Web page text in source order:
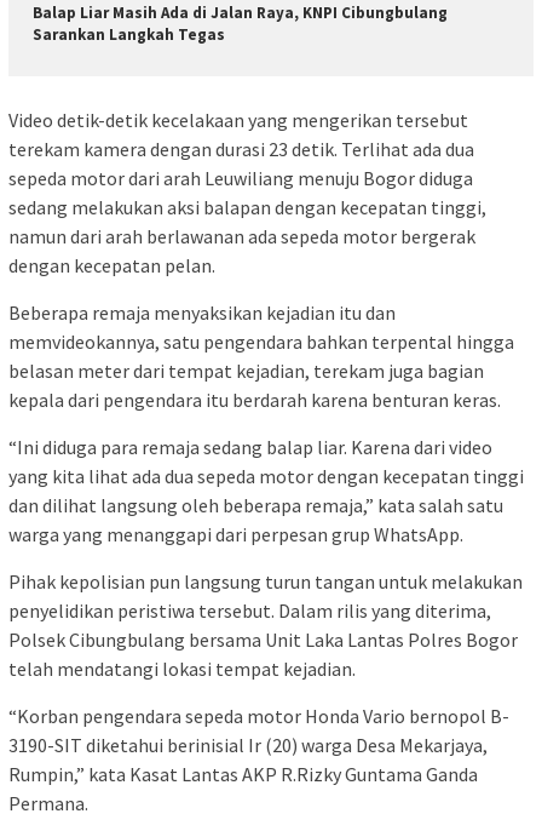
Balap Liar Masih Ada di Jalan Raya, KNPI Cibungbulang
Sarankan Langkah Tegas
Video detik-detik kecelakaan yang mengerikan tersebut
terekam kamera dengan durasi 23 detik. Terlihat ada dua
sepeda motor dari arah Leuwiliang menuju Bogor diduga
sedang melakukan aksi balapan dengan kecepatan tinggi,
namun dari arah berlawanan ada sepeda motor bergerak
dengan kecepatan pelan.
Beberapa remaja menyaksikan kejadian itu dan
memvideokannya, satu pengendara bahkan terpental hingga
belasan meter dari tempat kejadian, terekam juga bagian
kepala dari pengendara itu berdarah karena benturan keras.
“Ini diduga para remaja sedang balap liar. Karena dari video
yang kita lihat ada dua sepeda motor dengan kecepatan tinggi
dan dilihat langsung oleh beberapa remaja,” kata salah satu
warga yang menanggapi dari perpesan grup WhatsApp.
Pihak kepolisian pun langsung turun tangan untuk melakukan
penyelidikan peristiwa tersebut. Dalam rilis yang diterima,
Polsek Cibungbulang bersama Unit Laka Lantas Polres Bogor
telah mendatangi lokasi tempat kejadian.
“Korban pengendara sepeda motor Honda Vario bernopol B-
3190-SIT diketahui berinisial Ir (20) warga Desa Mekarjaya,
Rumpin,” kata Kasat Lantas AKP R.Rizky Guntama Ganda
Permana.